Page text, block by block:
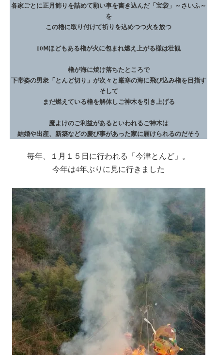
各家ごとに正月飾りを詰めて願い事を書き込んだ「宝袋」～さいふ～
を
この櫓に取り付けて祈りを込めつつ火を放つ
10Ⅿほどもある櫓が火に包まれ燃え上がる様は壮観
櫓が海に焼け落ちたところで
下帯姿の男衆「とんど切り」が次々と厳寒の海に飛び込み櫓を目指す
そして
まだ燃えている櫓を解体しご神木を引き上げる
魔よけのご利益があるといわれるご神木は
結婚や出産、新築などの慶び事があった家に届けられるのだそう
毎年、１月１５日に行われる「今津とんど」。
今年は4年ぶりに見に行きました